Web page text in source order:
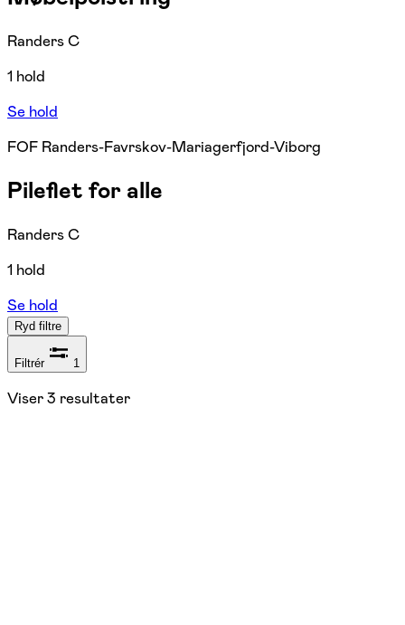
Randers C
1 hold
Se hold
FOF Randers-Favrskov-Mariagerfjord-Viborg
Pileflet for alle
Randers C
1 hold
Se hold
Ryd filtre
Filtrér 1
Viser3 resultater